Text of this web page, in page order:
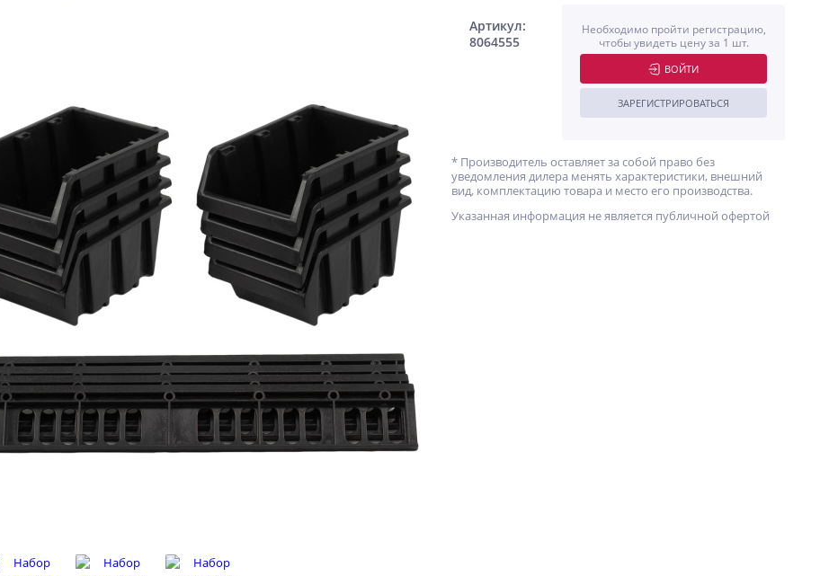
Артикул:
8064555
Необходимо пройти регистрацию,
чтобы увидеть цену за 1 шт.
ВОЙТИ
ЗАРЕГИСТРИРОВАТЬСЯ
* Производитель оставляет за собой право без
уведомления дилера менять характеристики, внешний
вид, комплектацию товара и место его производства.
Указанная информация не является публичной офертой